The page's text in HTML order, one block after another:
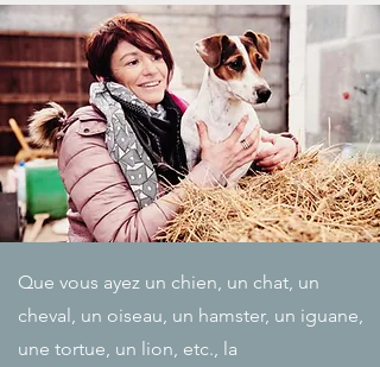
Que vous ayez un chien, un chat, un
cheval, un oiseau, un hamster, un iguane,
une tortue, un lion, etc., la